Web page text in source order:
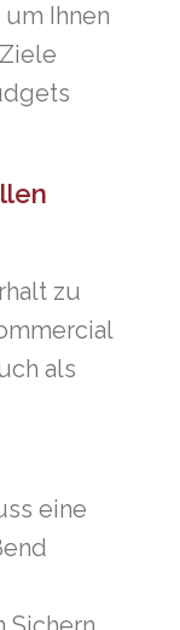
Ihnen
zu
als
eine